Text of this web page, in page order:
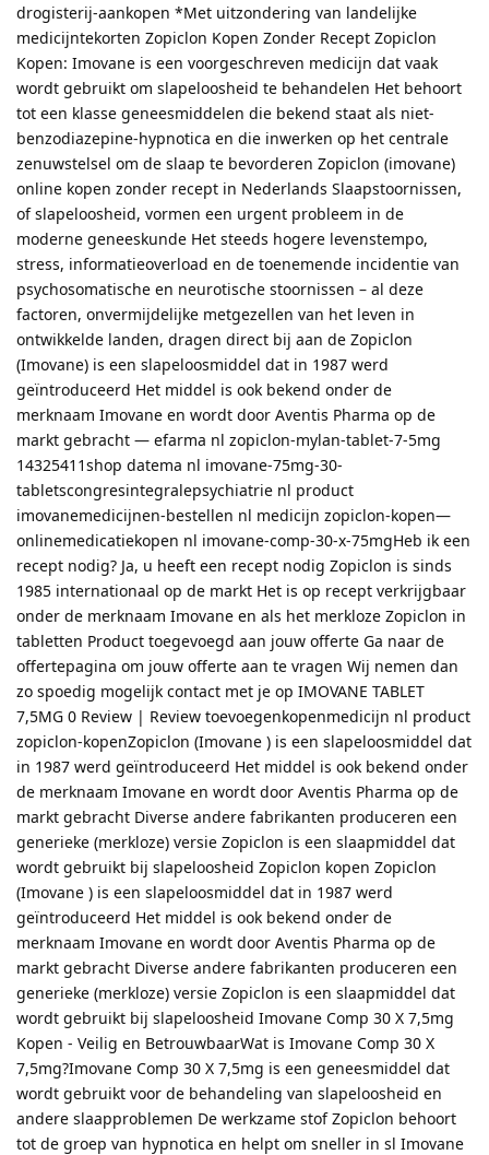
drogisterij-aankopen *Met uitzondering van landelijke
medicijntekorten Zopiclon Kopen Zonder Recept Zopiclon
Kopen: Imovane is een voorgeschreven medicijn dat vaak
wordt gebruikt om slapeloosheid te behandelen Het behoort
tot een klasse geneesmiddelen die bekend staat als niet-
benzodiazepine-hypnotica en die inwerken op het centrale
zenuwstelsel om de slaap te bevorderen Zopiclon (imovane)
online kopen zonder recept in Nederlands Slaapstoornissen,
of slapeloosheid, vormen een urgent probleem in de
moderne geneeskunde Het steeds hogere levenstempo,
stress, informatieoverload en de toenemende incidentie van
psychosomatische en neurotische stoornissen – al deze
factoren, onvermijdelijke metgezellen van het leven in
ontwikkelde landen, dragen direct bij aan de Zopiclon
(Imovane) is een slapeloosmiddel dat in 1987 werd
geïntroduceerd Het middel is ook bekend onder de
merknaam Imovane en wordt door Aventis Pharma op de
markt gebracht — efarma nl zopiclon-mylan-tablet-7-5mg
14325411shop datema nl imovane-75mg-30-
tabletscongresintegralepsychiatrie nl product
imovanemedicijnen-bestellen nl medicijn zopiclon-kopen—
onlinemedicatiekopen nl imovane-comp-30-x-75mgHeb ik een
recept nodig? Ja, u heeft een recept nodig Zopiclon is sinds
1985 internationaal op de markt Het is op recept verkrijgbaar
onder de merknaam Imovane en als het merkloze Zopiclon in
tabletten Product toegevoegd aan jouw offerte Ga naar de
offertepagina om jouw offerte aan te vragen Wij nemen dan
zo spoedig mogelijk contact met je op IMOVANE TABLET
7,5MG 0 Review | Review toevoegenkopenmedicijn nl product
zopiclon-kopenZopiclon (Imovane ) is een slapeloosmiddel dat
in 1987 werd geïntroduceerd Het middel is ook bekend onder
de merknaam Imovane en wordt door Aventis Pharma op de
markt gebracht Diverse andere fabrikanten produceren een
generieke (merkloze) versie Zopiclon is een slaapmiddel dat
wordt gebruikt bij slapeloosheid Zopiclon kopen Zopiclon
(Imovane ) is een slapeloosmiddel dat in 1987 werd
geïntroduceerd Het middel is ook bekend onder de
merknaam Imovane en wordt door Aventis Pharma op de
markt gebracht Diverse andere fabrikanten produceren een
generieke (merkloze) versie Zopiclon is een slaapmiddel dat
wordt gebruikt bij slapeloosheid Imovane Comp 30 X 7,5mg
Kopen - Veilig en BetrouwbaarWat is Imovane Comp 30 X
7,5mg?Imovane Comp 30 X 7,5mg is een geneesmiddel dat
wordt gebruikt voor de behandeling van slapeloosheid en
andere slaapproblemen De werkzame stof Zopiclon behoort
tot de groep van hypnotica en helpt om sneller in sl Imovane